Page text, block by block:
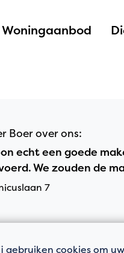
Woningaanbod
Boer over ons:
echt een goede
We zouden de
7
gebruiken cookies om